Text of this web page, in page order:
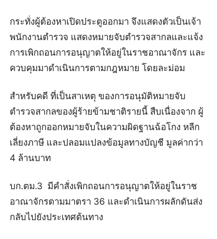
กระทั่งผู้ต้องหาเปิดประตูออกมา จึงแสดงตัวเป็นเจ้า
พนักงานตำรวจ แสดงหมายจับตำรวจสากลและแจ้ง
การเพิกถอนการอนุญาตให้อยู่ในราชอาณาจักร และ
ควบคุมมาดำเนินการตามกฎหมาย โดยละม่อม
สำหรับคดี ที่เป็นสาเหตุ ของการอนุมัติหมายจับ
ตำรวจสากลของผู้ร้ายข้ามชาติรายนี้ สืบเนื่องจาก ผู้
ต้องหาถูกออกหมายจับในความผิดฐานฉ้อโกง หลีก
เลี่ยงภาษี และปลอมแปลงข้อมูลทางบัญชี มูลค่ากว่า
4 ล้านบาท
บก.ตม.3 มีคำสั่งเพิกถอนการอนุญาตให้อยู่ในราช
อาณาจักรตามมาตรา 36 และดำเนินการผลักดันส่ง
กลับไปยังประเทศต้นทาง